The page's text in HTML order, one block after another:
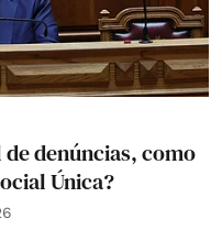
denúncias, como
Única?